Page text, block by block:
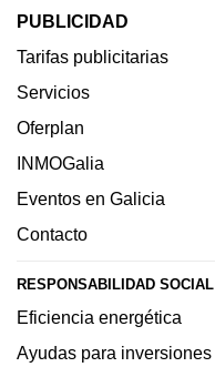
PUBLICIDAD
Tarifas publicitarias
Servicios
Oferplan
INMOGalia
Eventos en Galicia
Contacto
RESPONSABILIDAD SOCIAL
Eficiencia energética
Ayudas para inversiones